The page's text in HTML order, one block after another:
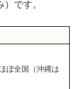
です。
ぼ全国（沖縄は